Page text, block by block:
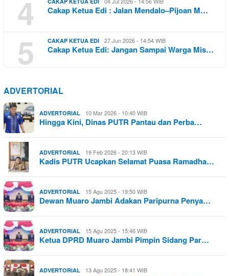
4 Cakap Ketua Edi : Jalan Mendalo–Pijoan M…
5 CAKAP KETUA EDI 27 Jun 2026 - 14:54 WIB
Cakap Ketua Edi: Jangan Sampai Warga Mis…
ADVERTORIAL
ADVERTORIAL 10 Mar 2026 - 10:40 WIB
Hingga Kini, Dinas PUTR Pantau dan Perba…
ADVERTORIAL 19 Feb 2026 - 20:13 WIB
Kadis PUTR Ucapkan Selamat Puasa Ramadha…
ADVERTORIAL 15 Agu 2025 - 19:50 WIB
Dewan Muaro Jambi Adakan Paripurna Penya…
ADVERTORIAL 15 Agu 2025 - 15:46 WIB
Ketua DPRD Muaro Jambi Pimpin Sidang Par…
ADVERTORIAL 13 Agu 2025 - 18:41 WIB